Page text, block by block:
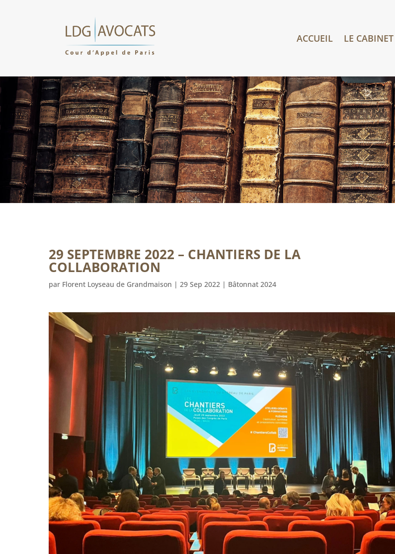
ACCUEIL LE CABINET
29 SEPTEMBRE 2022 – CHANTIERS DE LA
COLLABORATION
par Florent Loyseau de Grandmaison | 29 Sep 2022| Bâtonnat 2024